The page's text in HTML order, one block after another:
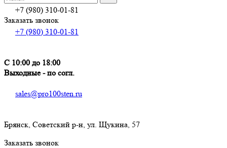
+7 (980) 310-01-81
Заказать звонок
+7 (980) 310-01-81
С 10:00 до 18:00
Выходные - по согл.
sales@pro100sten.ru
Брянск, Советский р-н, ул. Щукина, 57
Заказать звонок